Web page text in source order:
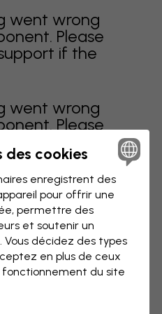
went wrong
Please
if the
went wrong
Please
if the
2 pages
des cookies
enregistrent des
pour offrir une
permettre des
et soutenir un
Vous décidez des types
en plus de ceux
fonctionnement du site